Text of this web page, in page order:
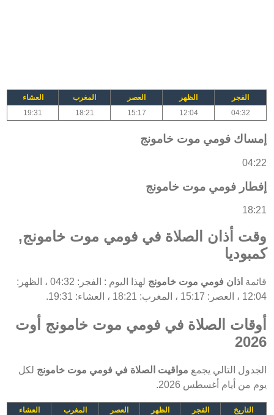
الفجر الظهر العصر المغرب
العشاء
04:32
12:04
15:17
18:21
19:31
إمساك فومي موت خامونج
04:22
إفطار فومي موت خامونج
18:21
وقت أذان الصلاة في فومي موت خامونج,
كمبوديا
قائمة اذان فومي موت خامونج
لهذا اليوم : الفجر: 04:32 ، الظهر:
12:04 ، العصر: 15:17 ، المغرب: 18:21 ، العشاء: 19:31.
أوقات الصلاة في فومي موت خامونج أوت
2026
الجدول التالي يجمع مواقيت الصلاة في فومي موت خامونج لكل
يوم من أيام أغسطس 2026.
التاريخ الفجر الظهر العصر المغرب
العشاء